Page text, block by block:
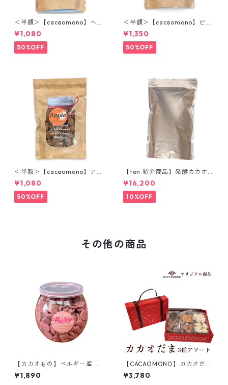
＜半額＞【cacaomono】ヘー
ゼルナッツレモンチョコレー
ト
¥1,080
50%OFF
＜半額＞【cacaomono】ピス
タチオフランボワーズチョコ
レート
¥1,350
50%OFF
＜半額＞【cacaomono】アッ
プルシナモンチョコレート
¥1,080
50%OFF
【ten.紹介商品】発酵カカオ
ニブ(ホール) 1kg ウガンダ産
低温仕込み発酵カカオ豆 ロー
カカオ豆 CACAOMONO
¥16,200
10%OFF
その他の商品
【カカオもの】ベルギー産 ル
ビーチョコレート
¥1,890
【CACAOMONO】カカオだま
〈３種〉ギフトBOX
¥3,780